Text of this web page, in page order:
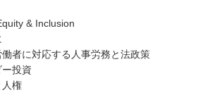
& Inclusion
に対応する人事労務と法政策
投資
権